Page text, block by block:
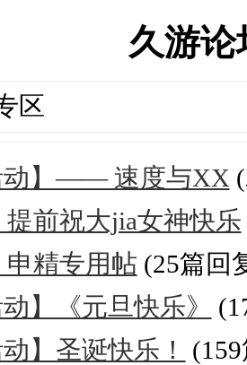
久游
区
动】—— 速度与XX
提前祝大jia女神快乐
申精专用帖 (25篇回
动】《元旦快乐》
动】圣诞快乐！